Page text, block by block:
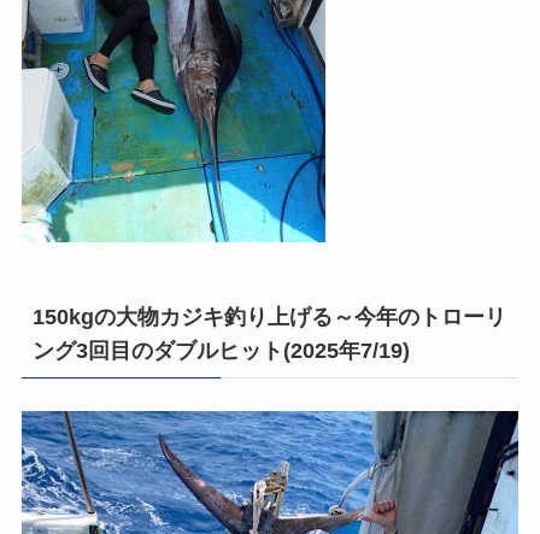
150kgの大物カジキ釣り上げる～今年のトローリ
ング3回目のダブルヒット(2025年7/19)